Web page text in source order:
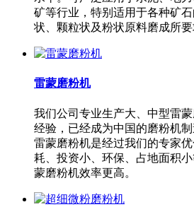
矿等行业，特别适用于各种矿
状、颗粒状及粉状原料磨成所要
雷蒙磨粉机
我们公司专业生产大、中型雷
经验，已经成为中国的磨粉机
雷蒙磨粉机是经过我们的专家
耗、投资小、环保、占地面积
蒙磨粉机效率更高。